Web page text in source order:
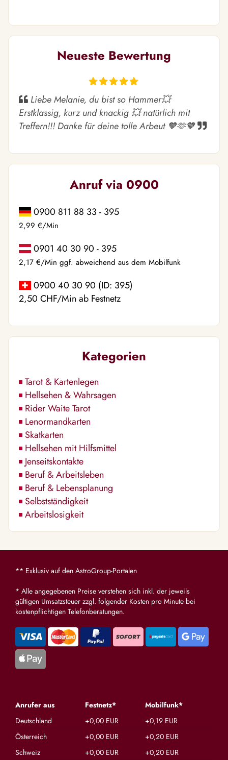
Neueste Bewertung
Liebe Melanie, du bist so Hammer💥
Erstklassig, kurz und knackig 💥 natürlich mit
Treffern!!! Danke für deine tolle Arbeut 🧡🫶🧡
Anruf via 0900
0900 811 88 33 - 395
2,99 €/Min
0901 40 30 90 - 395
2,17 €/Min ggf. abweichend aus dem Mobilfunk
0900 40 30 90 (ID: 395)
2,50 CHF/Min ab Festnetz
Kategorien
Tarot & Kartenlegen
Hellsehen & Wahrsagen
Rider Waite Tarot
Lenormandkarten
Skatkarten
Hellsehen mit Hilfsmittel
Jenseitskontakte
Beruf & Arbeitsleben
Beruf & Lebensplanung
Selbstständigkeit
Arbeitslosigkeit
** Exklusiv auf den AstroGroup-Portalen
* Alle angegebenen Preise verstehen sich inkl. der jeweils
gültigen Umsatzsteuer zzgl. folgender Kosten pro Minute bei
kostenpflichtigen Telefonberatungen.
Anrufer aus Festnetz*
Mobilfunk*
Deutschland
+0,00 EUR
+0,19 EUR
Österreich
+0,00 EUR
+0,20 EUR
Schweiz
+0,00 EUR
+0,20 EUR